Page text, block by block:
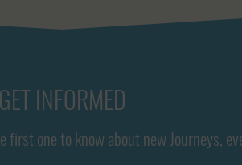
GET INFORMED
one to know about new Journeys,